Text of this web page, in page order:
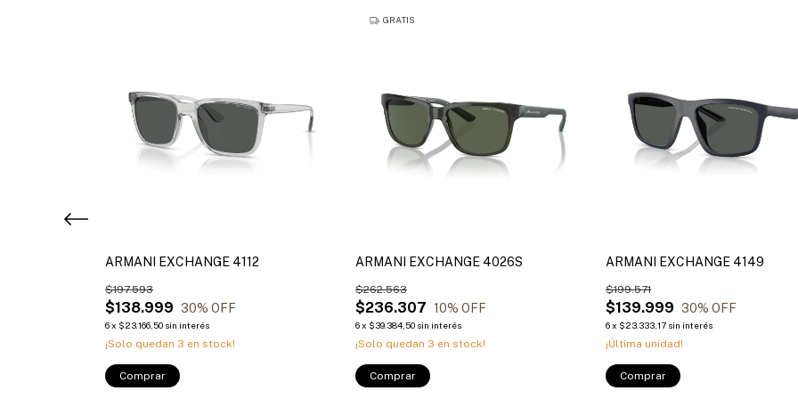
ARMANI EXCHANGE 4112
$138.999
$197.593
30% OFF
6x $23.166,50 sin interés
¡Solo quedan 3 en stock!
Comprar
GRATIS
ARMANI EXCHANGE 4026S
$236.307
$262.563
10% OFF
6x $39.384,50 sin interés
¡Solo quedan 3 en stock!
Comprar
ARMANI EXCHANGE 4149
$139.999
$199.571
30% OFF
6x $23.333,17 sin interés
¡Última unidad!
Comprar